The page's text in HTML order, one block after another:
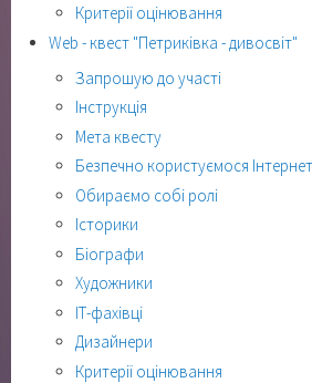
Критерії оцінювання
Web - квест "Петриківка - дивосвіт"
Запрошую до участі
Інструкція
Мета квесту
Безпечно користуємося
Обираємо собі ролі
Історики
Біографи
Художники
ІТ-фахівці
Дизайнери
Критерії оцінювання